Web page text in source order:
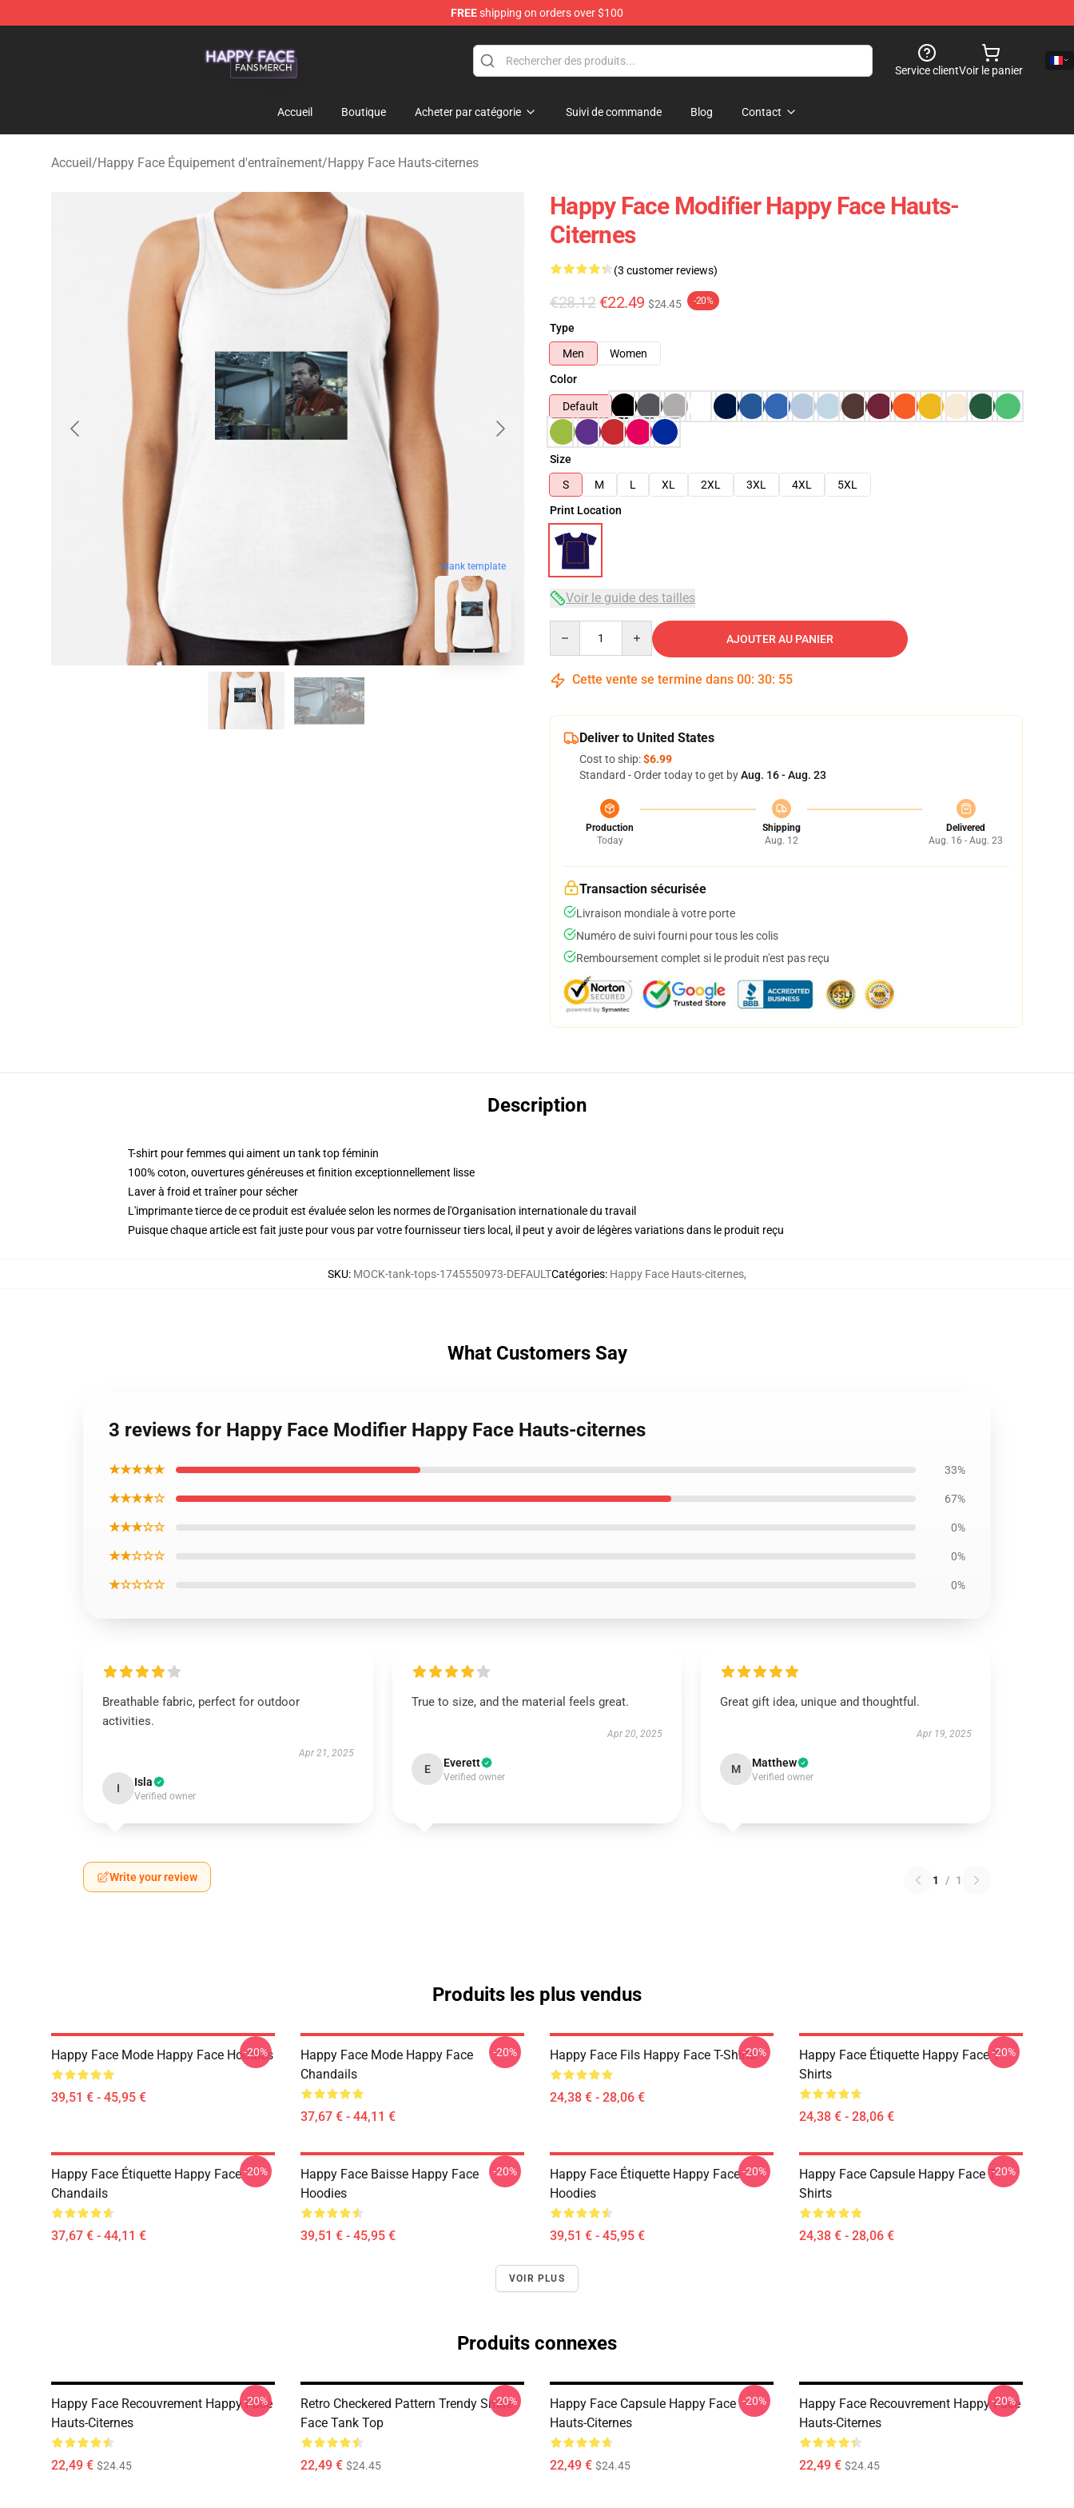
FREEshipping on orders over $100
Service clientVoir le panier
Accueil Boutique Acheter par catégorie Suivi de commande Blog Contact
Accueil/Happy Face Équipement d'entraînement/Happy Face Hauts-citernes
blank template
Happy Face Modifier Happy Face Hauts-
Citernes
(3 customer reviews)
€28.12 €22.49 $24.45 -20%
Type
Men
Women
Color
Default
Size
S
M L XL 2XL 3XL 4XL
5XL
Print Location
Voir le guide des tailles
AJOUTER AU PANIER
Cette vente se termine dans 00: 30: 54
Deliver to United States
Cost to ship:$6.99
Standard - Order today to get byAug. 16 - Aug. 23
Production
Today
Shipping
Aug. 12
Delivered
Aug. 16 - Aug. 23
Transaction sécurisée
Livraison mondiale à votre porte
Numéro de suivi fourni pour tous les colis
Remboursement complet si le produit n'est pas reçu
Description
T-shirt pour femmes qui aiment un tank top féminin
100% coton, ouvertures généreuses et finition exceptionnellement lisse
Laver à froid et traîner pour sécher
L'imprimante tierce de ce produit est évaluée selon les normes de l'Organisation internationale du travail
Puisque chaque article est fait juste pour vous par votre fournisseur tiers local, il peut y avoir de légères variations dans le produit reçu
SKU: MOCK-tank-tops-1745550973-DEFAULTCatégories: Happy Face Hauts-citernes,
What Customers Say
3 reviews for Happy Face Modifier Happy Face Hauts-citernes
★★★★★ 33%
★★★★☆ 67%
★★★☆☆ 0%
★★☆☆☆ 0%
★☆☆☆☆ 0%
Breathable fabric, perfect for outdoor
activities.
Apr 21, 2025
I Isla
Verified owner
True to size, and the material feels great.
Apr 20, 2025
E Everett
Verified owner
Great gift idea, unique and thoughtful.
Apr 19, 2025
M Matthew
Verified owner
Write your review 1 / 1
Produits les plus vendus
Happy Face Mode Happy Face Hoodies
39,51 € - 45,95 €
-20%
Happy Face Mode Happy Face
Chandails
37,67 € - 44,11 €
-20% Happy Face Fils Happy Face T-Shirts
24,38 € - 28,06 €
-20%
Happy Face Étiquette Happy Face T-
Shirts
24,38 € - 28,06 €
-20%
Happy Face Étiquette Happy Face
Chandails
37,67 € - 44,11 €
-20%
Happy Face Baisse Happy Face
Hoodies
39,51 € - 45,95 €
-20%
Happy Face Étiquette Happy Face
Hoodies
39,51 € - 45,95 €
-20%
Happy Face Capsule Happy Face T-
Shirts
24,38 € - 28,06 €
-20%
VOIR PLUS
Produits connexes
Happy Face Recouvrement Happy Face
Hauts-Citernes
22,49 € $24.45
-20%
Retro Checkered Pattern Trendy Smile
Face Tank Top
22,49 € $24.45
-20%
Happy Face Capsule Happy Face
Hauts-Citernes
22,49 € $24.45
-20%
Happy Face Recouvrement Happy Face
Hauts-Citernes
22,49 € $24.45
-20%